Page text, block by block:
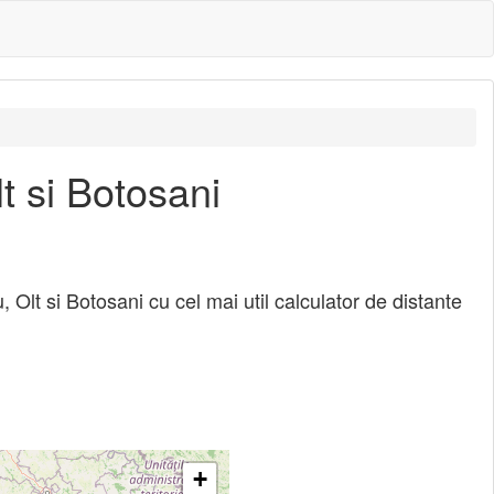
si Botosani
si Botosani cu cel mai util calculator de distante
+